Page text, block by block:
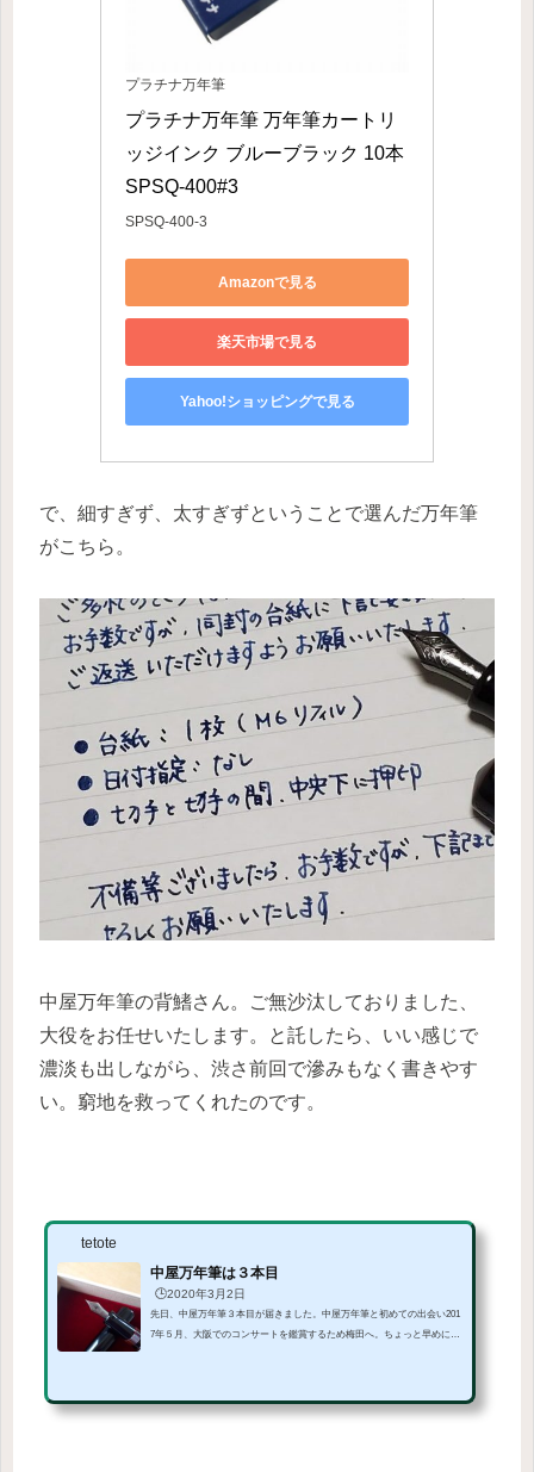
プラチナ万年筆
プラチナ万年筆 万年筆カートリ
ッジインク ブルーブラック 10本
SPSQ-400#3
SPSQ-400-3
Amazonで見る
楽天市場で見る
Yahoo!ショッピングで見る
で、細すぎず、太すぎずということで選んだ万年筆
がこちら。
中屋万年筆の背鰭さん。ご無沙汰しておりました、
大役をお任せいたします。と託したら、いい感じで
濃淡も出しながら、渋さ前回で滲みもなく書きやす
い。窮地を救ってくれたのです。
tetote
中屋万年筆は３本目
🕒️2020年3月2日
先日、中屋万年筆３本目が届きました。中屋万年筆と初めての出会い201
7年５月、大阪でのコンサートを鑑賞するため梅田へ。ちょっと早めにつ
です。「仕上がりは最長１年」と言われたので、それまでに貯金をすれ